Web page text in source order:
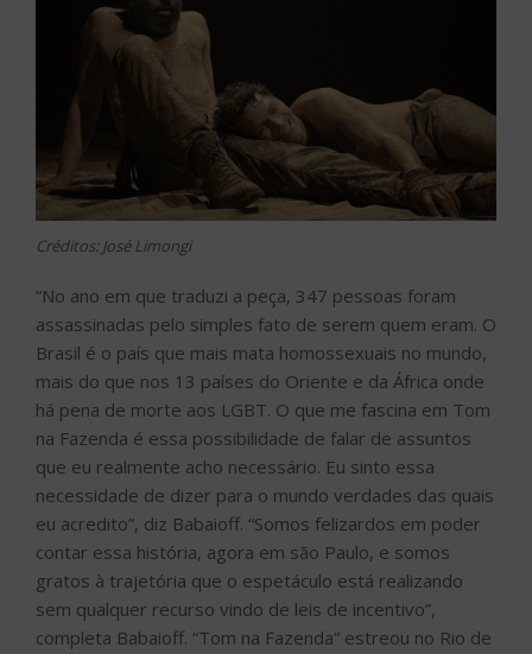
Créditos: José Limongi
“No ano em que traduzi a peça, 347 pessoas foram
assassinadas pelo simples fato de serem quem eram. O
Brasil é o país que mais mata homossexuais no mundo,
mais do que nos 13 países do Oriente e da África onde
há pena de morte aos LGBT. O que me fascina em Tom
na Fazenda é essa possibilidade de falar de assuntos
que eu realmente acho necessário. Eu sinto essa
necessidade de dizer para o mundo verdades das quais
eu acredito”, diz Babaioff. “Somos felizardos em poder
contar essa história, agora em são Paulo, e somos
gratos à trajetória que o espetáculo está realizando
sem qualquer recurso vindo de leis de incentivo”,
completa Babaioff. “Tom na Fazenda” estreou no Rio de